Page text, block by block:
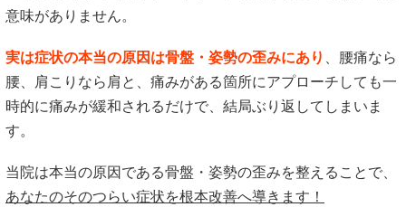
意味がありません。
実は症状の本当の原因は骨盤・姿勢の歪みにあり
、腰痛なら
腰、肩こりなら肩と、痛みがある箇所にアプローチしても一
時的に痛みが緩和されるだけで、結局ぶり返してしまいま
す。
当院は本当の原因である骨盤・姿勢の歪みを整えることで、
あなたのそのつらい症状を根本改善へ導きます！